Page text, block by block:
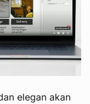
elegan akan